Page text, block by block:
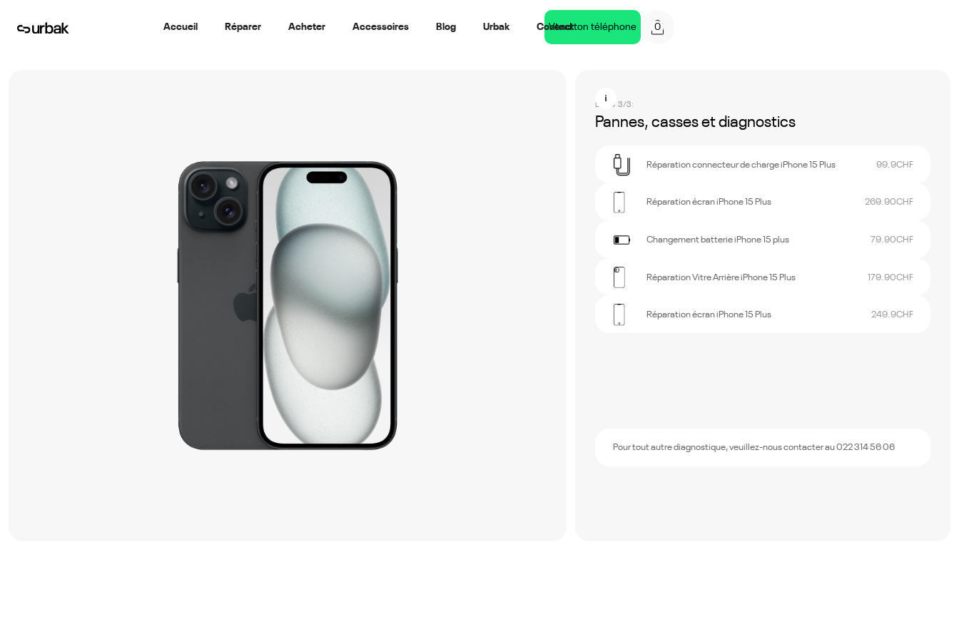
Accueil Réparer Acheter Accessoires Blog Urbak Contact
Vend ton téléphone 0
Étape 3/3:
Pannes, casses et diagnostics
Réparation connecteur de charge iPhone 15 Plus 99.9CHF
Réparation écran iPhone 15 Plus 269.90CHF
Changement batterie iPhone 15 plus 79.90CHF
Réparation Vitre Arrière iPhone 15 Plus 179.90CHF
Réparation écran iPhone 15 Plus 249.9CHF
Pour tout autre diagnostique, veuillez-nous contacter au 022 314 56 06